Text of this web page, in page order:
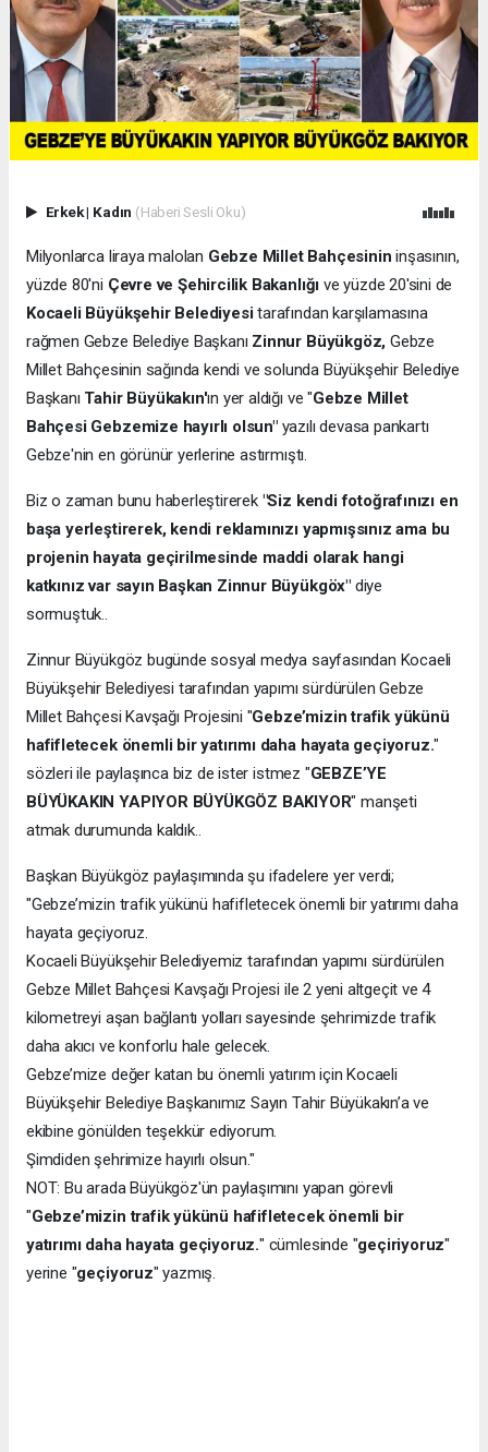
Erkek| Kadın (Haberi Sesli Oku)
Milyonlarca liraya malolan Gebze Millet Bahçesinin inşasının,
yüzde 80'ni Çevre ve Şehircilik Bakanlığı ve yüzde 20'sini de
Kocaeli Büyükşehir Belediyesitarafından karşılamasına
rağmen Gebze Belediye Başkanı Zinnur Büyükgöz, Gebze
Millet Bahçesinin sağında kendi ve solunda Büyükşehir Belediye
Başkanı Tahir Büyükakın'ın yer aldığı ve "Gebze Millet
Bahçesi Gebzemize hayırlı olsun"yazılı devasa pankartı
Gebze'nin en görünür yerlerine astırmıştı.
Biz o zaman bunu haberleştirerek "Siz kendi fotoğrafınızı en
başa yerleştirerek, kendi reklamınızı yapmışsınız ama bu
projenin hayata geçirilmesinde maddi olarak hangi
katkınız var sayın Başkan Zinnur Büyükgöx" diye
sormuştuk..
Zinnur Büyükgöz bugünde sosyal medya sayfasından Kocaeli
Büyükşehir Belediyesi tarafından yapımı sürdürülen Gebze
Millet Bahçesi Kavşağı Projesini "Gebze’mizin trafik yükünü
hafifletecek önemli bir yatırımı daha hayata geçiyoruz."
sözleri ile paylaşınca biz de ister istmez "GEBZE’YE
BÜYÜKAKIN YAPIYOR BÜYÜKGÖZ BAKIYOR" manşeti
atmak durumunda kaldık..
Başkan Büyükgöz paylaşımında şu ifadelere yer verdi;
"Gebze’mizin trafik yükünü hafifletecek önemli bir yatırımı daha
hayata geçiyoruz.
Kocaeli Büyükşehir Belediyemiz tarafından yapımı sürdürülen
Gebze Millet Bahçesi Kavşağı Projesi ile 2 yeni altgeçit ve 4
kilometreyi aşan bağlantı yolları sayesinde şehrimizde trafik
daha akıcı ve konforlu hale gelecek.
Gebze’mize değer katan bu önemli yatırım için Kocaeli
Büyükşehir Belediye Başkanımız Sayın Tahir Büyükakın’a ve
ekibine gönülden teşekkür ediyorum.
Şimdiden şehrimize hayırlı olsun."
NOT: Bu arada Büyükgöz'ün paylaşımını yapan görevli
"Gebze’mizin trafik yükünü hafifletecek önemli bir
yatırımı daha hayata geçiyoruz." cümlesinde "geçiriyoruz"
yerine "geçiyoruz" yazmış.